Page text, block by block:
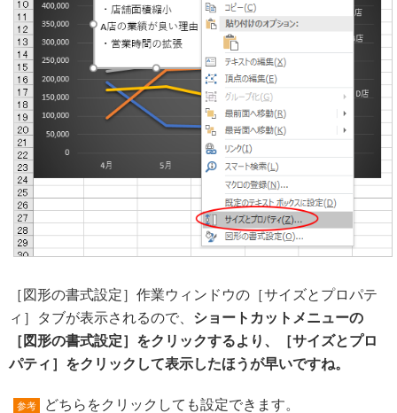
［図形の書式設定］作業ウィンドウの［サイズとプロパテ
ィ］タブが表示されるので、 ショートカットメニューの
［図形の書式設定］をクリックするより、［サイズとプロ
パティ］をクリックして表示したほうが早いですね。
参考 どちらをクリックしても設定できます。